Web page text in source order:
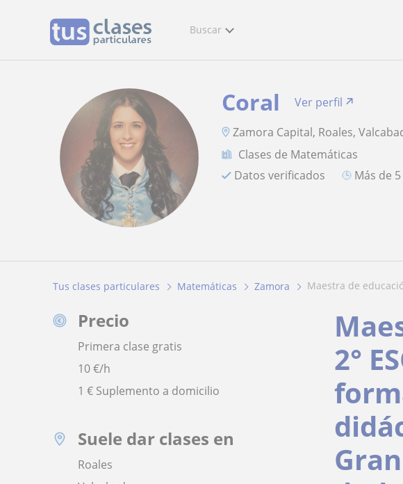
Buscar
Coral
Ver perfil
Zamora Capital, Roales,
Clases de Matemáticas
Datos verificados
más de
Tus clases particulares Matemáticas Zamora maestra de
Precio
Primera clase gratis
10€/h
1 € Suplemento a domicilio
Suele dar clases en
Roales
2°